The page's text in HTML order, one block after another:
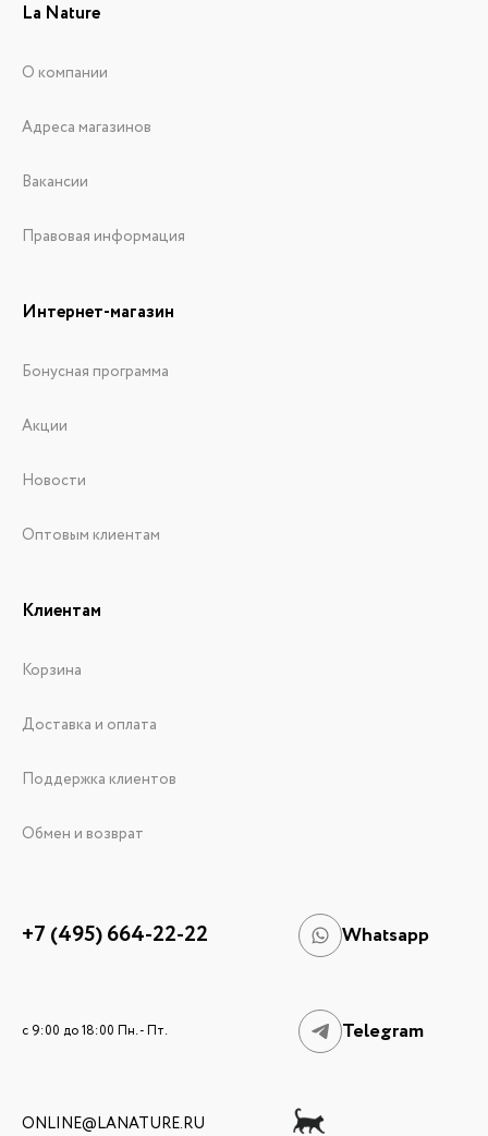
La Nature
О компании
Адреса магазинов
Вакансии
Правовая информация
Интернет-магазин
Бонусная программа
Акции
Новости
Оптовым клиентам
Клиентам
Корзина
Доставка и оплата
Поддержка клиентов
Обмен и возврат
+7 (495) 664-22-22 Whatsapp
c 9:00 до 18:00 Пн. - Пт. Telegram
ONLINE@LANATURE.RU